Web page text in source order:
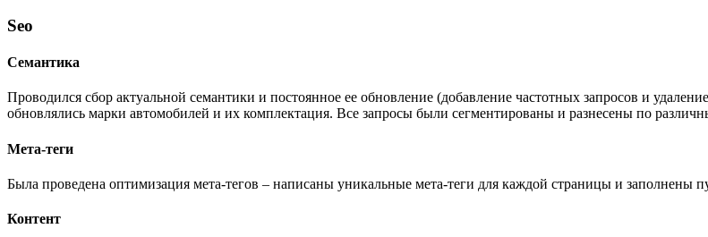
Seo
Семантика
Проводился сбор актуальной семантики и постоянное ее обновление (добавление частотных запросов и
обновлялись марки автомобилей и их комплектация. Все запросы были сегментированы и разнесены по
Мета-теги
Была проведена оптимизация мета-тегов – написаны уникальные мета-теги для каждой страницы и заполнены
Контент